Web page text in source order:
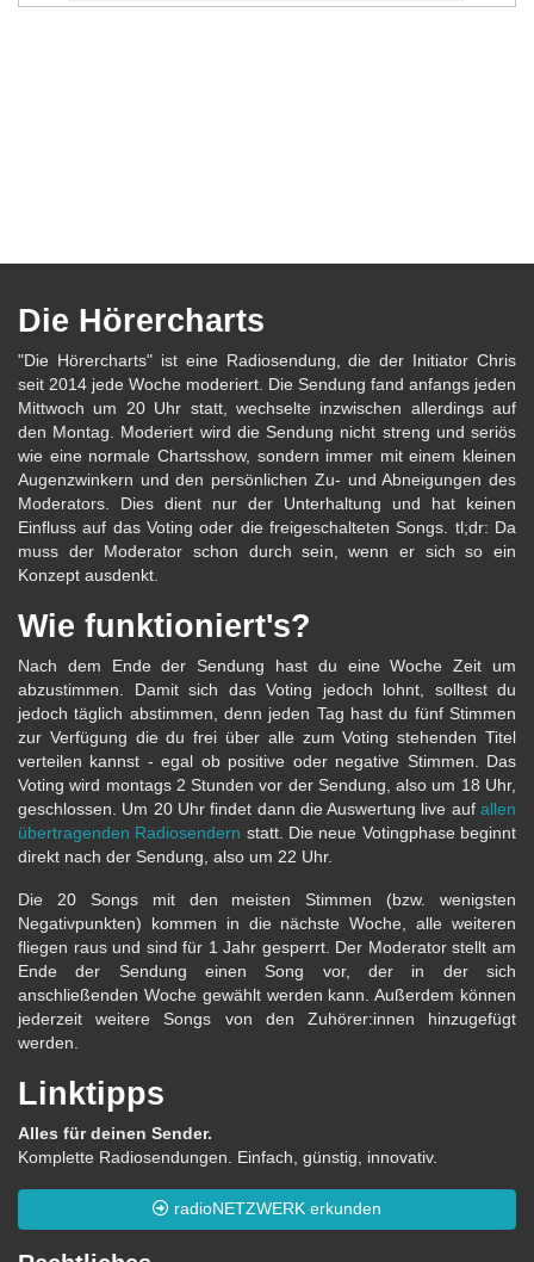
Die Hörercharts
"Die Hörercharts" ist eine Radiosendung, die der Initiator Chris
seit 2014 jede Woche moderiert. Die Sendung fand anfangs jeden
Mittwoch um 20 Uhr statt, wechselte inzwischen allerdings auf
den Montag. Moderiert wird die Sendung nicht streng und seriös
wie eine normale Chartsshow, sondern immer mit einem kleinen
Augenzwinkern und den persönlichen Zu- und Abneigungen des
Moderators. Dies dient nur der Unterhaltung und hat keinen
Einfluss auf das Voting oder die freigeschalteten Songs. tl;dr: Da
muss der Moderator schon durch sein, wenn er sich so ein
Konzept ausdenkt.
Wie funktioniert's?
Nach dem Ende der Sendung hast du eine Woche Zeit um
abzustimmen. Damit sich das Voting jedoch lohnt, solltest du
jedoch täglich abstimmen, denn jeden Tag hast du fünf Stimmen
zur Verfügung die du frei über alle zum Voting stehenden Titel
verteilen kannst - egal ob positive oder negative Stimmen. Das
Voting wird montags 2 Stunden vor der Sendung, also um 18 Uhr,
geschlossen. Um 20 Uhr findet dann die Auswertung live auf allen
übertragenden Radiosendern statt. Die neue Votingphase beginnt
direkt nach der Sendung, also um 22 Uhr.
Die 20 Songs mit den meisten Stimmen (bzw. wenigsten
Negativpunkten) kommen in die nächste Woche, alle weiteren
fliegen raus und sind für 1 Jahr gesperrt. Der Moderator stellt am
Ende der Sendung einen Song vor, der in der sich
anschließenden Woche gewählt werden kann. Außerdem können
jederzeit weitere Songs von den Zuhörer:innen hinzugefügt
werden.
Linktipps
Alles für deinen Sender.
Komplette Radiosendungen. Einfach, günstig, innovativ.
radioNETZWERK erkunden